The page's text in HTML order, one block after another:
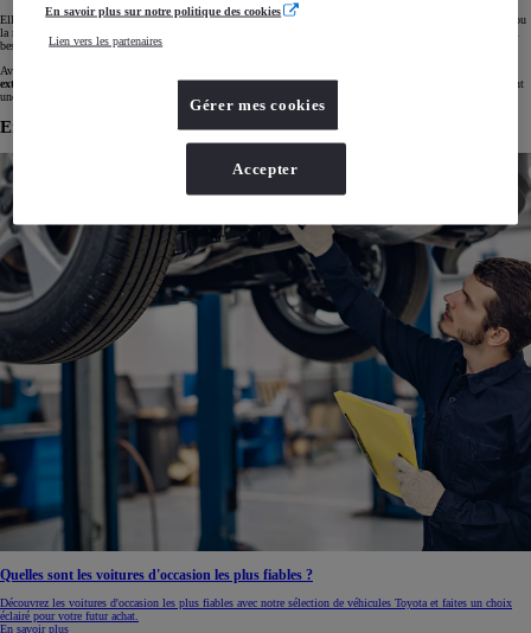
Elle couvre lesdéfauts préexistantsmais reste limitée auxtransactions professionnelles
et exclut l’usure ou
la mauvaise utilisation du véhicule. Faire valoir cette garantie nécessite de signaler rapidement le défaut et, si
besoin, de fournir des preuves.
Avec Toyota Occasions, ces protections légales sont renforcées par des
extensions exclusives
Toyota Relaxet laGarantie Confort Extracare
. De telles solutions apportent
une couverture élargie et une assistance complète pour les conducteurs.
En savoir plus sur l'achat d'un véhicule d'occasion
Quelles sont les voitures d'occasion les plus fiables ?
Découvrez les voitures d'occasion les plus fiables avec notre sélection de véhicules Toyota et faites un choix
éclairé pour votre futur achat.
En savoir plus
En savoir plus sur notre politique des cookies
Lien vers les partenaires
Gérer mes cookies
Accepter